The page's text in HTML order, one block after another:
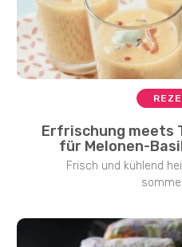
Erfrischung meets
für Melonen-
Frisch und kühlend